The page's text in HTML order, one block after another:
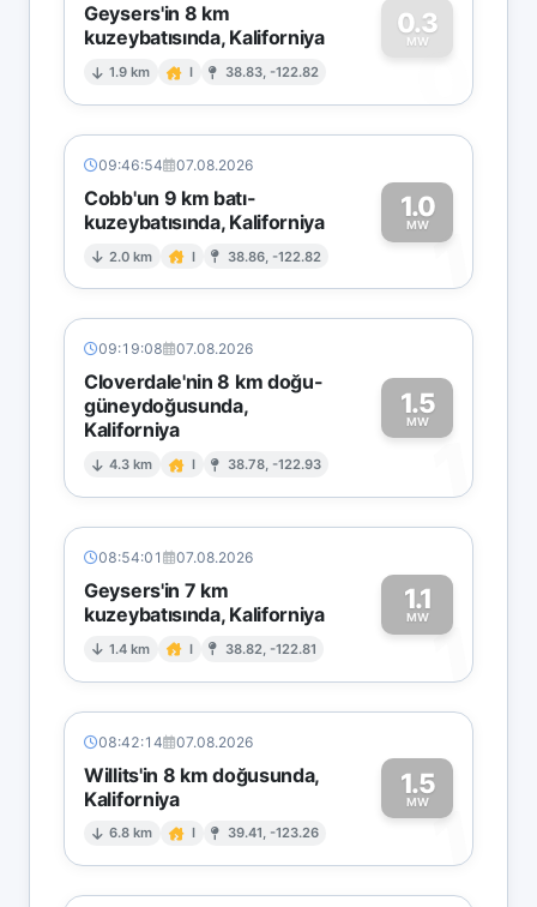
Geysers'in 8 km
kuzeybatısında, Kaliforniya
1.9 km I 38.83, -122.82
0.3
MW
0
09:46:54 07.08.2026
Cobb'un 9 km batı-
kuzeybatısında, Kaliforniya
2.0 km I 38.86, -122.82
1.0
MW1
09:19:08 07.08.2026
Cloverdale'nin 8 km doğu-
güneydoğusunda,
Kaliforniya
4.3 km I 38.78, -122.93
1.5
MW
1
08:54:01 07.08.2026
Geysers'in 7 km
kuzeybatısında, Kaliforniya
1.4 km I 38.82, -122.81
1.1
MW1
08:42:14 07.08.2026
Willits'in 8 km doğusunda,
Kaliforniya
6.8 km I 39.41, -123.26
1.5
MW1